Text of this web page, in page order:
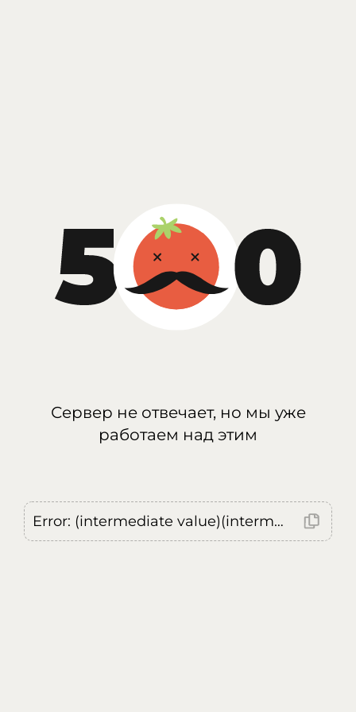
Сервер не отвечает, но мы уже
работаем над этим
Error: (intermediate value)(intermediate value)(intermediate value).replaceAll is not a function